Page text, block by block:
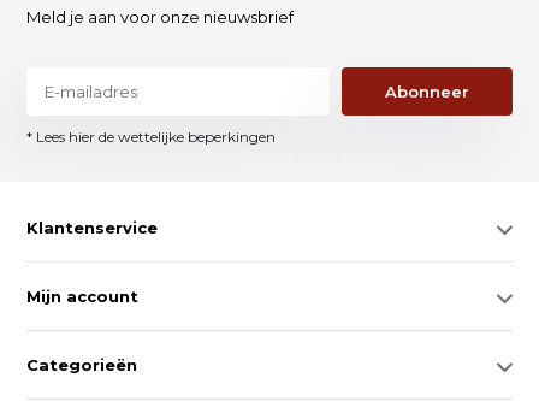
Meld je aan voor onze nieuwsbrief
Abonneer
* Lees hier de wettelijke beperkingen
Klantenservice
Mijn account
Categorieën